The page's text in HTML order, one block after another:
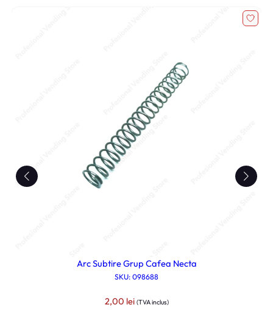
Arc Subtire Grup Cafea Necta
SKU: 098688
2,00 lei (TVA inclus)